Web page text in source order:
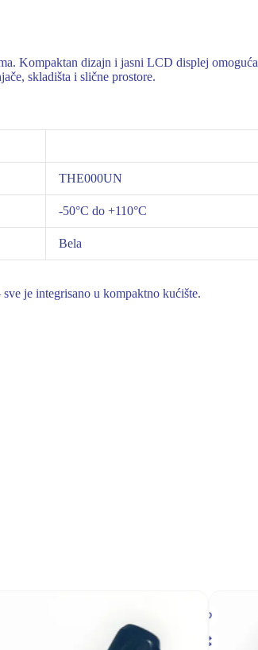
Kompaktan dizajn i jasni LCD displej
skladišta i slične prostore.
THE000UN
-50°C do +110°C
Bela
je integrisano u kompaktno kućište.